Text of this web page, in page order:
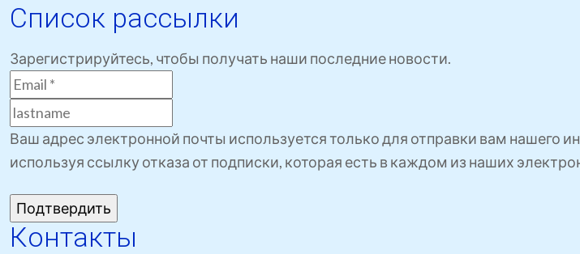
Список рассылки
Зарегистрируйтесь, чтобы получать наши последние новости.
Ваш адрес электронной почты используется только для отправки вам
используя ссылку отказа от подписки, которая есть в каждом из наших
Контакты